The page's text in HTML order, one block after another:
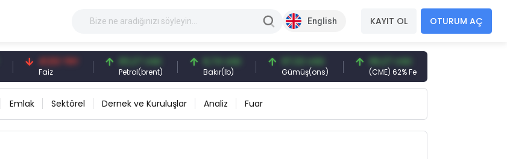
English KAYIT OL OTURUM AÇ
41,53 TRY
Faiz
83,27 USD
Petrol(brent)
6,74 USD
Bakır(lb)
97,32 USD
Gümüş(ons)
96,27 USD
(CME) 62% Fe
Emlak Sektörel Dernek ve Kuruluşlar Analiz Fuar